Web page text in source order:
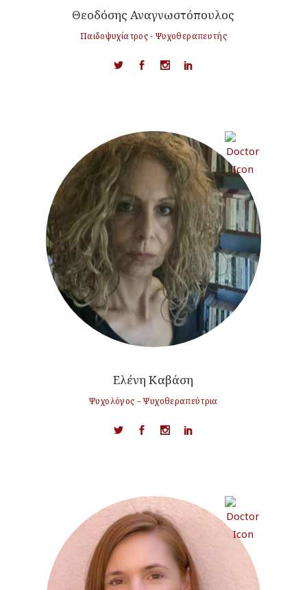
Θεοδόσης Αναγνωστόπουλος
Παιδοψυχίατρος - Ψυχοθεραπευτής
Ελένη Καβάση
Ψυχολόγος – Ψυχοθεραπεύτρια